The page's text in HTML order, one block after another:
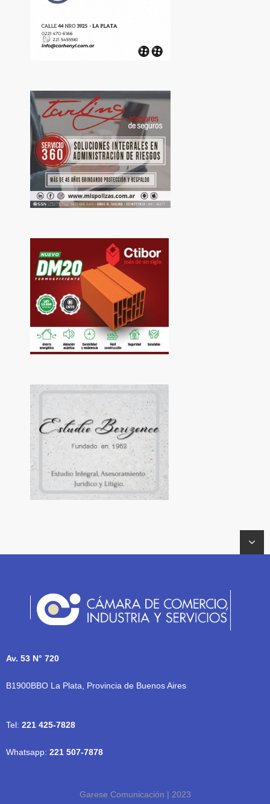
Av. 53 N° 720
B1900BBO La Plata, Provincia de Buenos Aires
Tel: 221 425-7828
Whatsapp: 221 507-7878
Garese Comunicación | 2023